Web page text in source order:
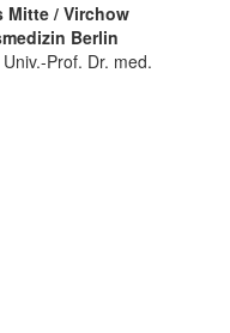
Mitte / Virchow
Berlin
Prof. Dr. med.